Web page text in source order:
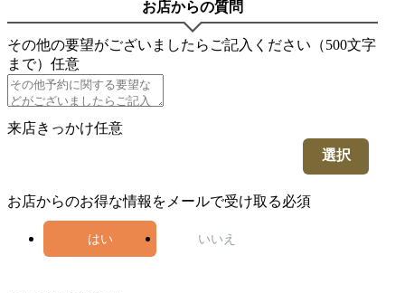
お店からの質問
その他の要望がございましたらご記入ください（500文字
まで） 任意
来店きっかけ任意
選択
お店からのお得な情報をメールで受け取る必須
はい いいえ